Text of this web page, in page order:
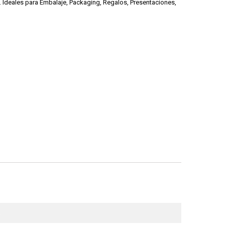
para Embalaje, Packaging, Regalos, Presentaciones,